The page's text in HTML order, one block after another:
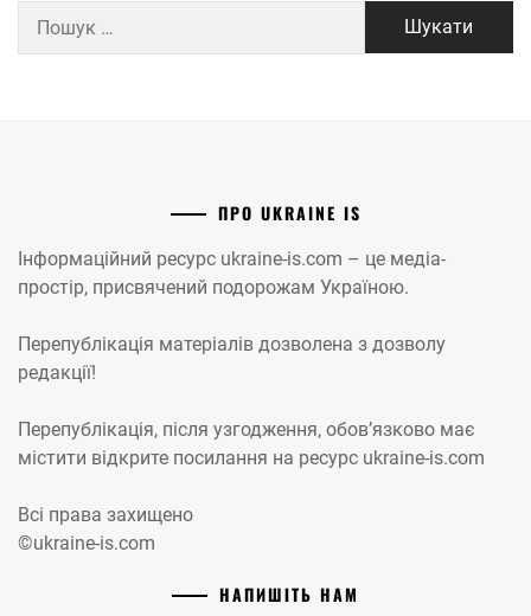
ПРО UKRAINE IS
Інформаційний ресурс ukraine-is.com – це медіа-
простір, присвячений подорожам Україною.
Перепублікація матеріалів дозволена з дозволу
редакції!
Перепублікація, після узгодження, обов’язково має
містити відкрите посилання на ресурс ukraine-is.com
Всі права захищено
©ukraine-is.com
НАПИШІТЬ НАМ